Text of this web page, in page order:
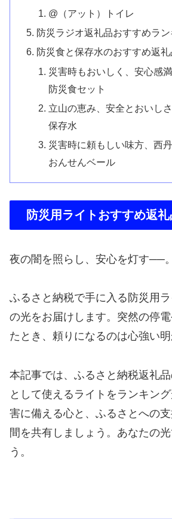
@（アット）トイレ
防災ラジオ返礼品おすすめラ
防災食と保存水のおすすめ返
災害時もおいしく、安心感
防災食セット
立山の恵み、安全とおいし
保存水
災害時に頼もしい味方、西
おんせんベール
防災用ライトおすすめ返
夜の闇を照らし、安心を灯す──。
ふるさと納税で手に入る防災用
の光をお届けします。突然の停
たとき、頼りになるのは心強い明
本記事では、ふるさと納税返礼
として使えるライトをランキン
害に備える心と、ふるさとへの
間を共有しましょう。あなたの
う。